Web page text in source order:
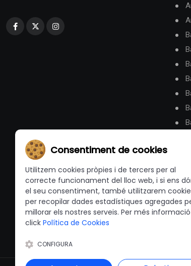
Consentiment de cookies
Utilitzem cookies pròpies i de tercers per al
correcte funcionament del lloc web, i si ens
el seu consentiment, també utilitzarem
per recopilar dades estadístiques agregades
millorar els nostres serveis. Per més informació
click Política de Cookies
CONFIGURA